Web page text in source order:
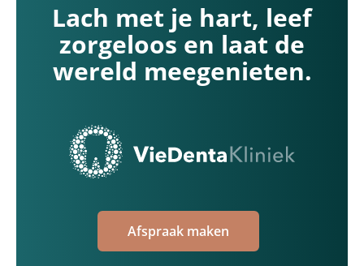
Lach met je hart, leef
zorgeloos en laat de
wereld meegenieten.
Afspraak maken